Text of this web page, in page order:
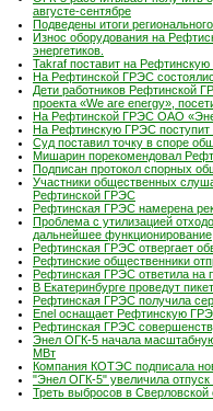
августе-сентябре
Подведены итоги
Износ оборудования на
энергетиков.
Takraf поставит на
На Рефтинской ГРЭС
Дети работников Рефтинской
проекта «We are energy»,
На Рефтинской ГРЭС ОАО
На Рефтинскую ГРЭС поступит
Суд поставил точку в споре
Мишарин порекомендовал
Подписан протокол спорных
Участники общественных
Рефтинской ГРЭС
Рефтинская ГРЭС намерена
Проблема с утилизацией
дальнейшее функционирование
Рефтинская ГРЭС отвергает
Рефтинские общественники
Рефтинская ГРЭС ответила на
В Екатеринбурге проведут
Рефтинская ГРЭС получила
Enel оснащает Рефтинскую
Рефтинская ГРЭС
Энел ОГК-5 начала
МВт
Компания КОТЭС подписала
"Энел ОГК-5" увеличила отпуск
Треть выбросов в